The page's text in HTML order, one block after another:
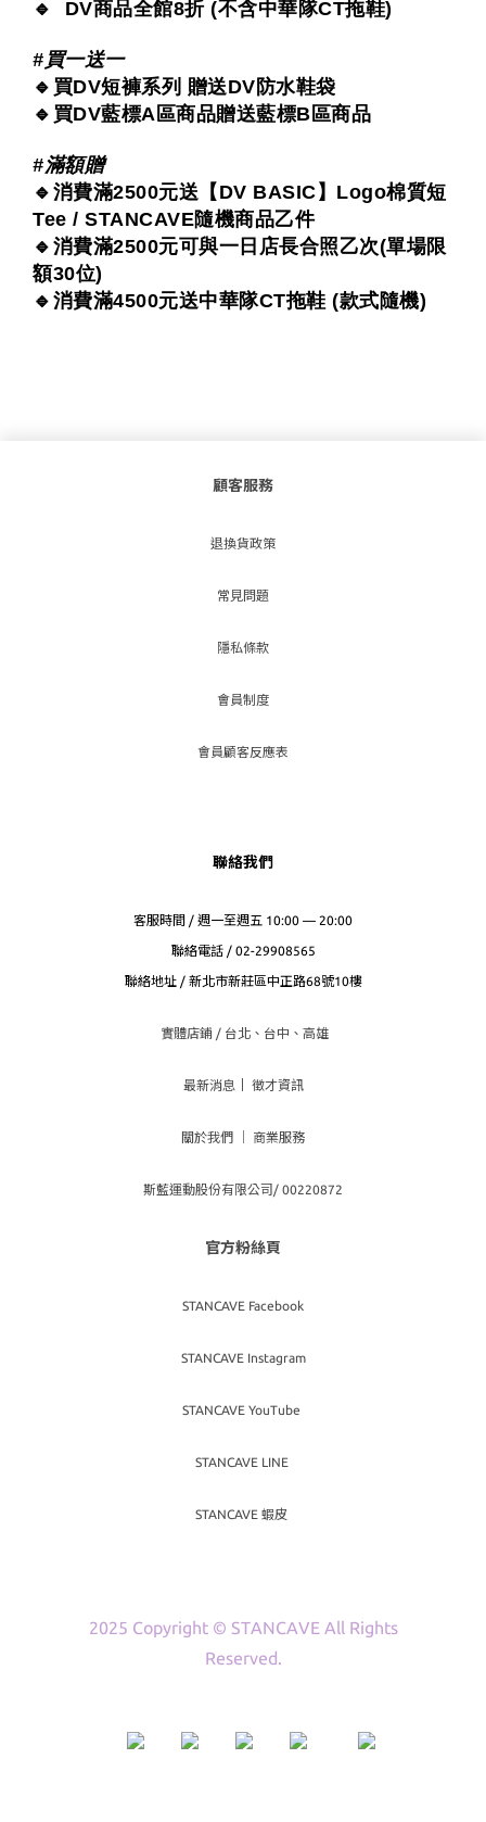
🔹 DV商品全館8折 (不含中華隊CT拖鞋)
#買一送一
🔹買DV短褲系列 贈送DV防水鞋袋
🔹買DV藍標A區商品贈送藍標B區商品
#滿額贈
🔹消費滿2500元送【DV BASIC】Logo棉質短
Tee / STANCAVE隨機商品乙件
🔹消費滿2500元可與一日店長合照乙次(單場限
額30位)
🔹消費滿4500元送中華隊CT拖鞋 (款式隨機)
顧客服務
退換貨政策
常見問題
隱私條款
會員制度
會員顧客反應表
聯絡我們
客服時間 / 週一至週五 10:00 — 20:00
聯絡電話 / 02-29908565
聯絡地址 / 新北市新莊區中正路68號10樓
實體店鋪 / 台北、台中、高雄
最新消息 徵才資訊
關於我們 商業服務
斯藍運動股份有限公司/ 00220872
官方粉絲頁
STANCAVE Facebook
STANCAVE Instagram
STANCAVE YouTube
STANCAVE LINE
STANCAVE 蝦皮
2025 Copyright © STANCAVE All Rights
Reserved.